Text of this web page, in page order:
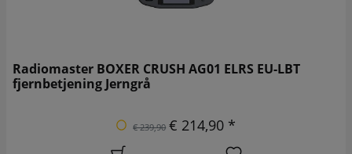
Radiomaster BOXER CRUSH AG01 ELRS EU-LBT
fjernbetjening Jerngrå
€ 239,90 € 214,90 *